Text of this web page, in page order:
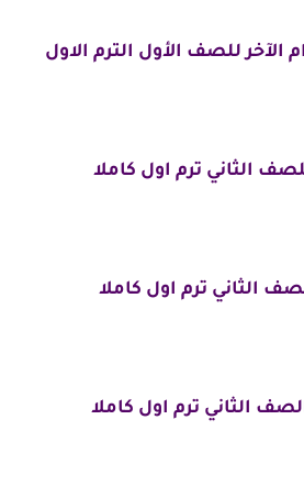
الآخر للصف الأول الترم الاول
الثاني ترم اول كاملا
الثاني ترم اول كاملا
الثاني ترم اول كاملا